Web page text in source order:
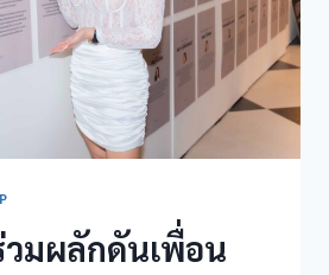
วมผลักดันเพื่อน